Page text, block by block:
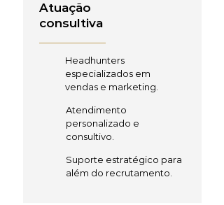
Atuação
consultiva
Headhunters
especializados em
vendas e marketing.
Atendimento
personalizado e
consultivo.
Suporte estratégico para
além do recrutamento.